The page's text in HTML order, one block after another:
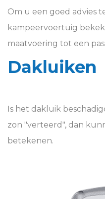
Om u een goed advies
kampeervoertuig
maatvoering tot een
Dakluiken
Is het dakluik
zon "verteerd", dan
betekenen.